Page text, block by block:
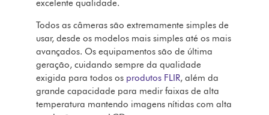
excelente qualidade.
Todos as câmeras são extremamente simples de
usar, desde os modelos mais simples até os mais
avançados. Os equipamentos são de última
geração, cuidando sempre da qualidade
exigida para todos os produtos FLIR, além da
grande capacidade para medir faixas de alta
temperatura mantendo imagens nítidas com alta